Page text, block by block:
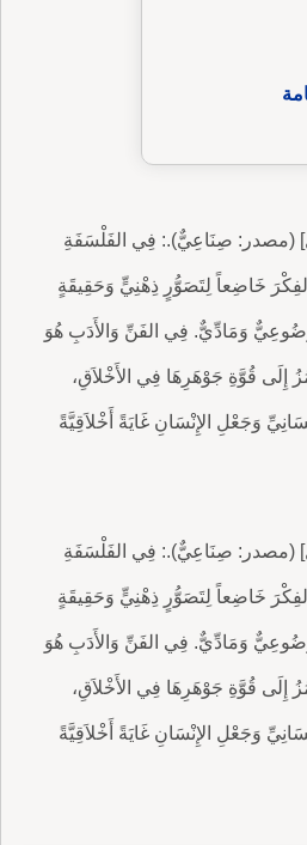
(مصدر: صِنَاعِيٌّ).: فِي الفَلْسَفَةِ
خَاضِعاً لِتَصَوُّرٍ ذِهْنِيٍّ وَحَقِيقَةٍ
وَمَادِّيٌّ. فِي الفَنِّ وَالأَدَبِ هُوَ
إِلَى قُوَّةِ جَوْهَرِهَا فِي الأَخْلاَقِ،
وَجَعْلِ الإِنْسَانِ غَايَةً أَخْلاَقِيَّةً
(مصدر: صِنَاعِيٌّ).: فِي الفَلْسَفَةِ
خَاضِعاً لِتَصَوُّرٍ ذِهْنِيٍّ وَحَقِيقَةٍ
وَمَادِّيٌّ. فِي الفَنِّ وَالأَدَبِ هُوَ
إِلَى قُوَّةِ جَوْهَرِهَا فِي الأَخْلاَقِ،
وَجَعْلِ الإِنْسَانِ غَايَةً أَخْلاَقِيَّةً